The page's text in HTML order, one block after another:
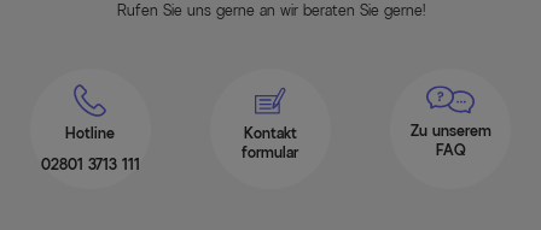
Rufen Sie uns gerne an wir beraten Sie gerne!
Hotline
02801 3713 111
Kontakt
formular
Zu unserem
FAQ